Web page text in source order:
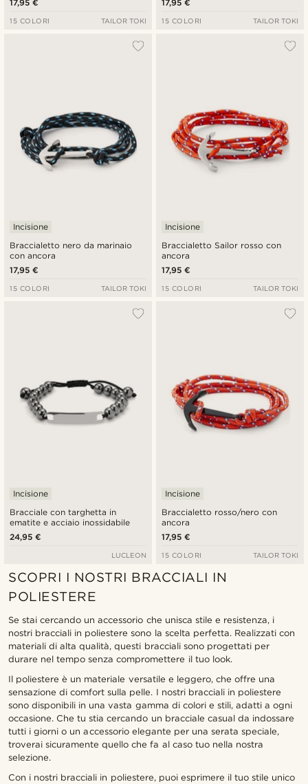
17,95 €
15 COLORI TAILOR TOKI
17,95 €
15 COLORI TAILOR TOKI
Braccialetto nero da marinaio
con ancora
Incisione
17,95 €
15 COLORI TAILOR TOKI
Braccialetto Sailor rosso con
ancora
Incisione
17,95 €
15 COLORI TAILOR TOKI
Bracciale con targhetta in
ematite e acciaio inossidabile
Incisione
24,95 €
LUCLEON
Braccialetto rosso/nero con
ancora
Incisione
17,95 €
15 COLORI TAILOR TOKI
SCOPRI I NOSTRI BRACCIALI IN
POLIESTERE
Se stai cercando un accessorio che unisca stile e resistenza, i
nostri bracciali in poliestere sono la scelta perfetta. Realizzati con
materiali di alta qualità, questi bracciali sono progettati per
durare nel tempo senza compromettere il tuo look.
Il poliestere è un materiale versatile e leggero, che offre una
sensazione di comfort sulla pelle. I nostri bracciali in poliestere
sono disponibili in una vasta gamma di colori e stili, adatti a ogni
occasione. Che tu stia cercando un bracciale casual da indossare
tutti i giorni o un accessorio elegante per una serata speciale,
troverai sicuramente quello che fa al caso tuo nella nostra
selezione.
Con i nostri bracciali in poliestere, puoi esprimere il tuo stile unico